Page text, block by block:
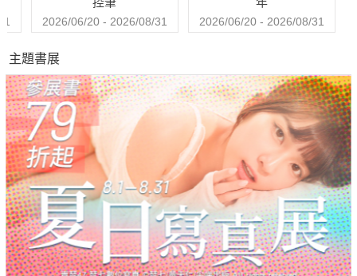
針對不同年齡和性別需求，量身打造微營養補充方案
常見的疲勞或是慢性病如糖尿病，甚至是癌症、憂鬱症也可
以靠加強粒線體營養改善
「我希望能夠協助更多人，把疾病阻絕在發作之前。」每個
人都可以從這本書找到讓自己更健康的途徑。
微營養輔助方案可以實際落實於生活中，日日高效保健，遠
離病痛。
誠心推薦
2026/06/20 - 2026/08/31 2026/06/20 - 2026/08/31
主題書展